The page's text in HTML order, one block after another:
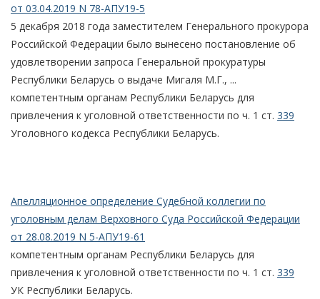
от 03.04.2019 N 78-АПУ19-5
5 декабря 2018 года заместителем Генерального прокурора
Российской Федерации было вынесено постановление об
удовлетворении запроса Генеральной прокуратуры
Республики Беларусь о выдаче Мигаля М.Г., ...
компетентным органам Республики Беларусь для
привлечения к уголовной ответственности по ч. 1 ст. 339
Уголовного кодекса Республики Беларусь.
Апелляционное определение Судебной коллегии по
уголовным делам Верховного Суда Российской Федерации
от 28.08.2019 N 5-АПУ19-61
компетентным органам Республики Беларусь для
привлечения к уголовной ответственности по ч. 1 ст. 339
УК Республики Беларусь.